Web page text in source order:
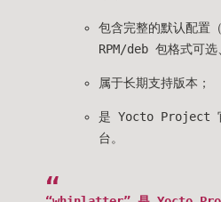
包含完整的默认配置
RPM/deb 包格式可选
属于长期支持版本；
是 Yocto Project 官
台。